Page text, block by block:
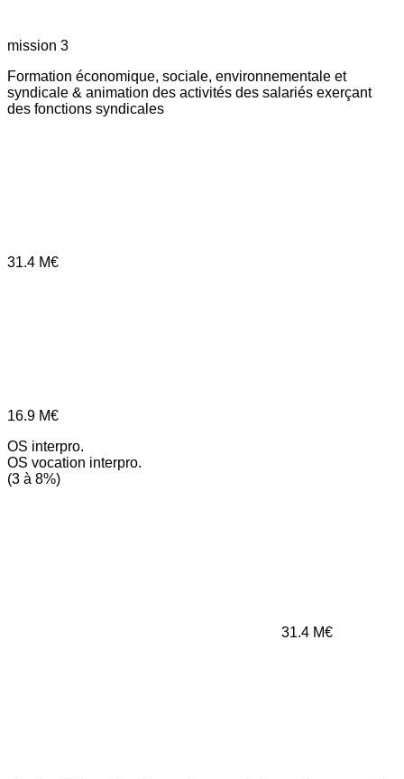
mission 3
Formation économique, sociale, environnementale et
syndicale & animation des activités des salariés exerçant
des fonctions syndicales
31.4 M€
16.9 M€
OS interpro.
OS vocation interpro.
(3 à 8%)
31.4 M€